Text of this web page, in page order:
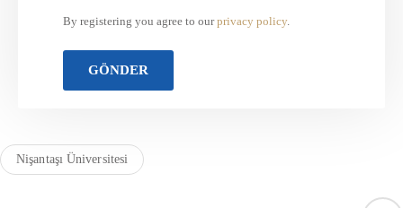
By registering you agree to ourprivacy policy.
Nişantaşı Üniversitesi